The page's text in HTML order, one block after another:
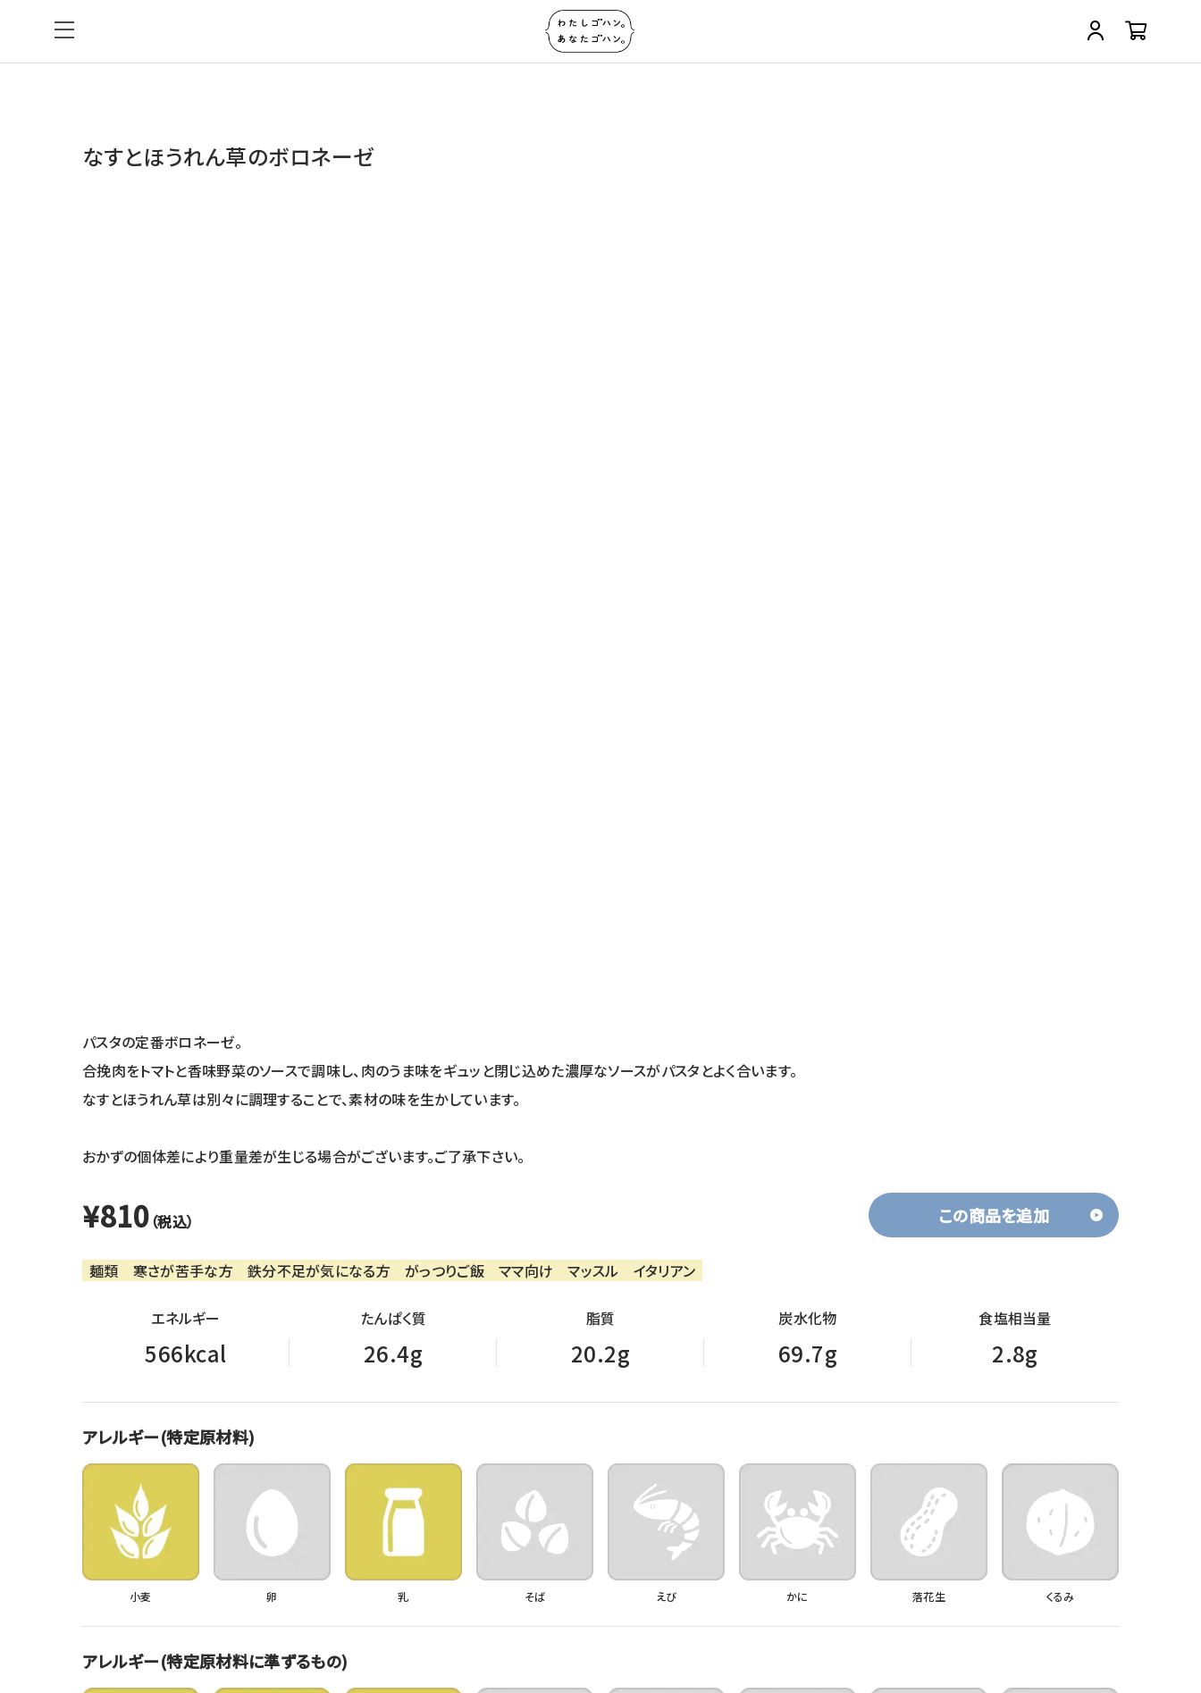
なすとほうれん草のボロネーゼ
パスタの定番ボロネーゼ。
合挽肉をトマトと香味野菜のソースで調味し、肉のうま味をギュッと閉じ込めた濃厚なソースがパスタとよく合います。
なすとほうれん草は別々に調理することで、素材の味を生かしています。
おかずの個体差により重量差が生じる場合がございます。ご了承下さい。
¥810 （税込） この商品を追加
麺類 寒さが苦手な方 鉄分不足が気になる方 がっつりご飯 ママ向け マッスル イタリアン
エネルギー
566kcal
たんぱく質
26.4g
脂質
20.2g
炭水化物
69.7g
食塩相当量
2.8g
アレルギー(特定原材料)
小麦 卵 乳 そば えび かに 落花生 くるみ
アレルギー(特定原材料に準ずるもの)